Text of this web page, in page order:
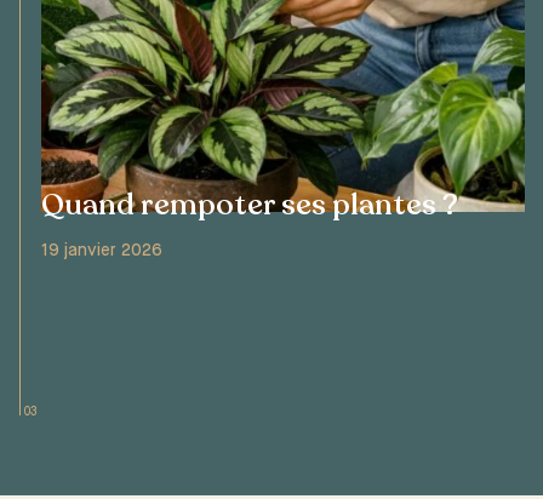
Quand rempoter ses plantes ?
19 janvier 2026